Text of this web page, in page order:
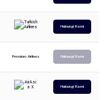
Hubungi Kami
Premium Airlines Hubungi Kami
Hubungi Kami